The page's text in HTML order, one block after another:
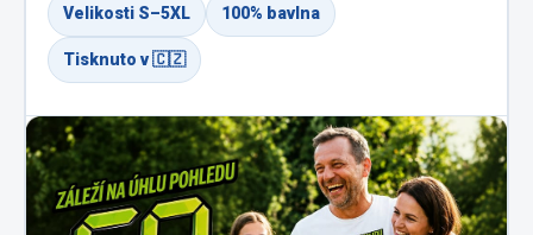
Velikosti S–5XL 100% bavlna
Tisknuto v 🇨🇿